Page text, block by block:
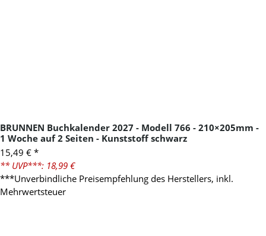
BRUNNEN Buchkalender 2027 - Modell 766 - 210×205mm -
1 Woche auf 2 Seiten - Kunststoff schwarz
15,49 € *
** UVP***: 18,99 €
***Unverbindliche Preisempfehlung des Herstellers, inkl.
Mehrwertsteuer